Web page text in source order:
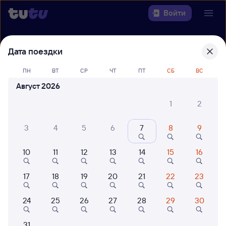
Войти
Выберите день, чтобы найти
Кореновск
Куда
Когда
Кто едет
Дата поездки
ПН ВТ СР ЧТ ПТ СБ ВС
Август 2026
1
2
3 4 5 6 7 8 9
10 11 12 13 14 15 16
17 18 19 20 21 22 23
24 25 26 27 28 29 30